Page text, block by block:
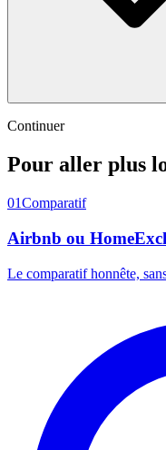
Continuer
Pour aller plus
01Comparatif
Airbnb ou
Le comparatif honnête,